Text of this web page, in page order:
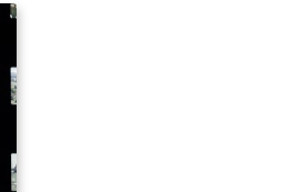
des cookies